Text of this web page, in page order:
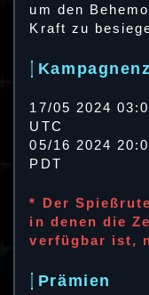
um den
Kraft zu
17/05 2024
UTC
05/16 2024
PDT
* Der
in denen die
verfügbar ist,
Prämien